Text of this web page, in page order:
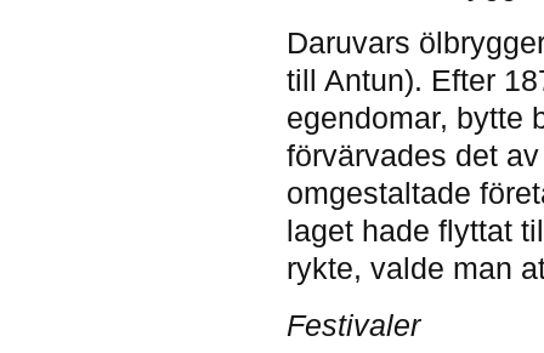
Daruvars
till Antun). Efter
egendomar, bytte
förvärvades det
omgestaltade
laget hade flyttat
rykte, valde man
Festivaler